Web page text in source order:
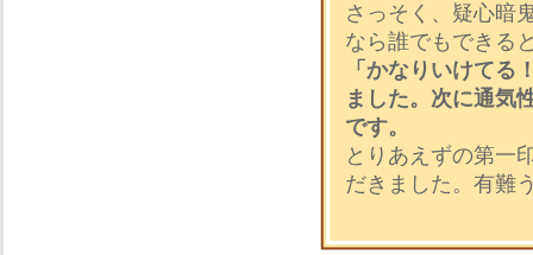
さっそく、疑心暗
なら誰でもできる
「かなりいけてる
ました。次に通気
です。
とりあえずの第一
だきました。有難